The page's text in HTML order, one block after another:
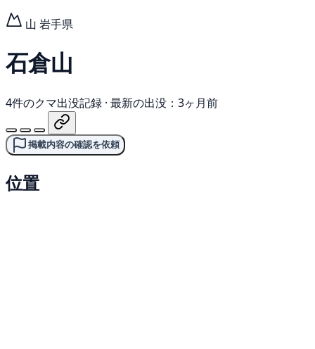
山 岩手県
石倉山
4件のクマ出没記録 · 最新の出没：3ヶ月前
掲載内容の確認を依頼
位置